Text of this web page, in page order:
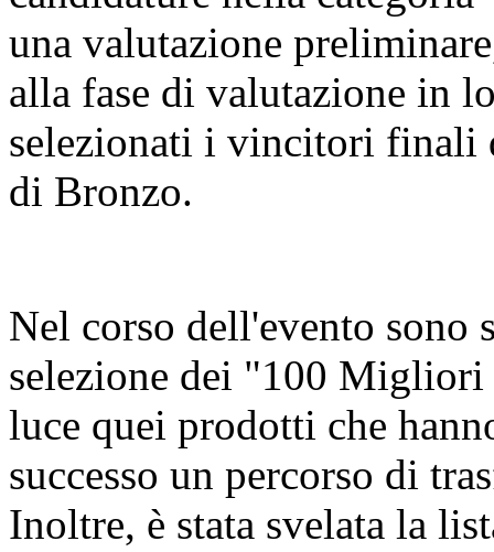
una valutazione
alla fase di valutazione in
selezionati i vincitori finali
di Bronzo.
Nel corso dell'evento
selezione dei "100
luce quei prodotti che
successo un percorso di
Inoltre, è stata svelata la